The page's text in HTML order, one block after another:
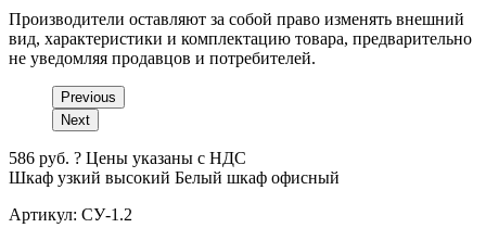
Производители оставляют за собой право изменять внешний
вид, характеристики и комплектацию товара, предварительно
не уведомляя продавцов и потребителей.
Previous
Next
586 руб. ? Цены указаны с НДС
Шкаф узкий высокий Белый шкаф офисный
Артикул: СУ-1.2